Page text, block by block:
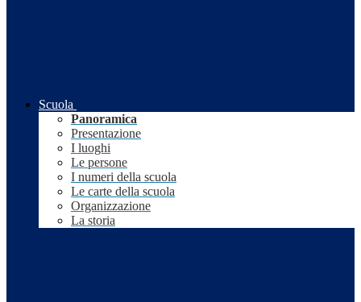
Scuola
Panoramica
Presentazione
I luoghi
Le persone
I numeri della scuola
Le carte della scuola
Organizzazione
La storia